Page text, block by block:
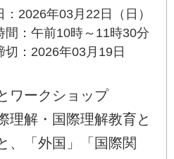
：2026年03月22日（日）
間：午前10時～11時30分
切：2026年03月19日
ワークショップ
理解・国際理解教育と
、「外国」「国際関